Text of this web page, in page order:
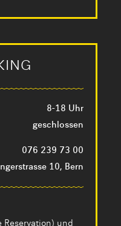
8-18 Uhr
geschlossen
076 239 73 00
10, Bern
Reservation) und